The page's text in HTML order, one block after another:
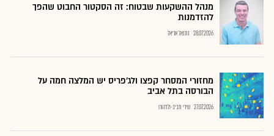
מנהל ההשקעות שבטוח: זה הסקטור החבוט שהפך
להזדמנות
28.07.2026 נתנאל אריאל
מחזורי המסחר קפצו ולג'פריס יש המלצה חמה על
הבורסה בתל אביב
27.07.2026 שירי חביב-ולדהורן